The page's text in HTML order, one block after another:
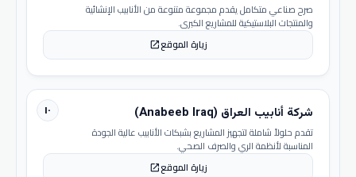
صرح صناعي متكامل يقدم مجموعة متنوعة من الأنابيب الإنشائية
والمنتجات البلاستيكية للمشاريع الكبرى.
زيارة الموقعopen_in_new
١٠ شركة أنابيب العراق (Anabeeb Iraq)
تقدم حلولاً شاملة لتجهيز المشاريع بشبكات الأنابيب عالية الجودة
المناسبة لأنظمة الري والصرف الصحي.
زيارة الموقعopen_in_new